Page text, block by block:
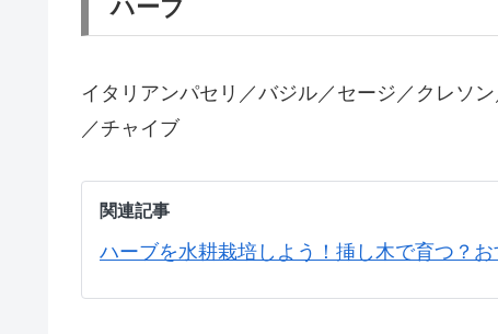
ハーブ
イタリアンパセリ／バジル／セージ／クレソ
／チャイブ
関連記事
ハーブを水耕栽培しよう！挿し木で育つ？お